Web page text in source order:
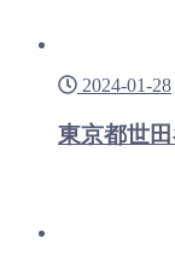
2024-01-28
東京都世